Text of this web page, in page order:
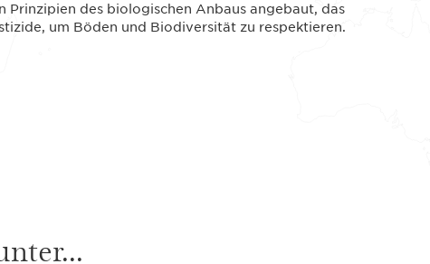
des biologischen Anbaus angebaut, das
um Böden und Biodiversität zu respektieren.